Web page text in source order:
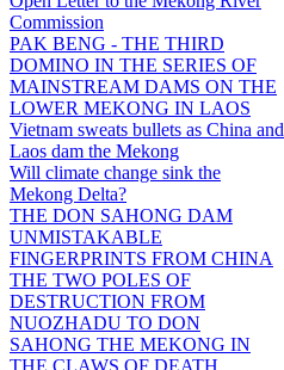
Commission
PAK BENG - THE THIRD
DOMINO IN THE SERIES OF
MAINSTREAM DAMS ON THE
LOWER MEKONG IN LAOS
Vietnam sweats bullets as China and
Laos dam the Mekong
Will climate change sink the
Mekong Delta?
THE DON SAHONG DAM
UNMISTAKABLE
FINGERPRINTS FROM CHINA
THE TWO POLES OF
DESTRUCTION FROM
NUOZHADU TO DON
SAHONG THE MEKONG IN
THE CLAWS OF DEATH